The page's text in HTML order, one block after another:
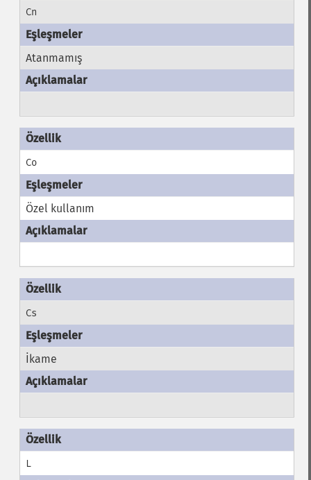
Cn
Atanmamış
Co
Özel kullanım
Cs
İkame
L